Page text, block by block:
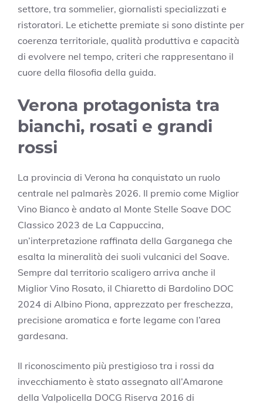
settore, tra sommelier, giornalisti specializzati e
ristoratori. Le etichette premiate si sono distinte per
coerenza territoriale, qualità produttiva e capacità
di evolvere nel tempo, criteri che rappresentano il
cuore della filosofia della guida.
Verona protagonista tra
bianchi, rosati e grandi
rossi
La provincia di Verona ha conquistato un ruolo
centrale nel palmarès 2026. Il premio come Miglior
Vino Bianco è andato al Monte Stelle Soave DOC
Classico 2023 de La Cappuccina,
un’interpretazione raffinata della Garganega che
esalta la mineralità dei suoli vulcanici del Soave.
Sempre dal territorio scaligero arriva anche il
Miglior Vino Rosato, il Chiaretto di Bardolino DOC
2024 di Albino Piona, apprezzato per freschezza,
precisione aromatica e forte legame con l’area
gardesana.
Il riconoscimento più prestigioso tra i rossi da
invecchiamento è stato assegnato all’Amarone
della Valpolicella DOCG Riserva 2016 di